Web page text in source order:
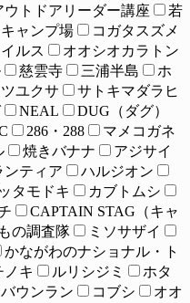
ウトドアリーダー講座
若
ャンプ場
コガタスズメ
ルス
オオシオカラトン
慈雲寺 三浦半島
ホ
ツユクサ
サトキマダラヒ
NEAL
DUG（ダグ）
286・288
マメコガネ
焼きバナナ
アジサイ
ンティア
ハルジオン
タモドキ
カブトムシ
CAPTAIN STAG（キャ
の調査隊
ミソサザイ
かながわのナショナル・ト
ノキ ルリシジミ
ホタ
ウンラン コブシ
オオ